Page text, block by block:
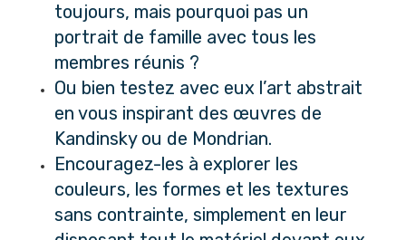
toujours, mais pourquoi pas un
portrait de famille avec tous les
membres réunis ?
Ou bien testez avec eux l’art abstrait
en vous inspirant des œuvres de
Kandinsky ou de Mondrian.
Encouragez-les à explorer les
couleurs, les formes et les textures
sans contrainte, simplement en leur